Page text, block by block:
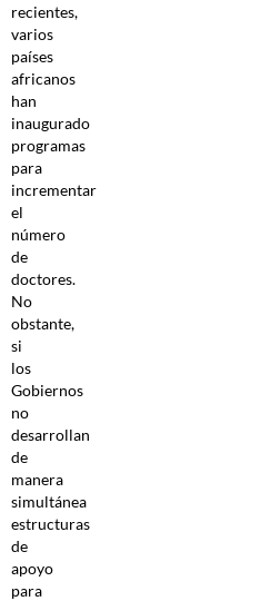
recientes,
varios
países
africanos
han
inaugurado
programas
para
incrementar
el
número
de
doctores.
No
obstante,
si
los
Gobiernos
no
desarrollan
de
manera
simultánea
estructuras
de
apoyo
para